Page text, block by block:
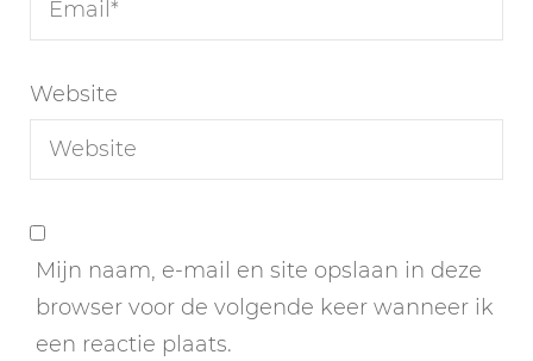
Website
Mijn naam, e-mail en site opslaan in deze
browser voor de volgende keer wanneer ik
een reactie plaats.